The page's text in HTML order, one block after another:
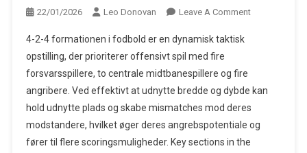
22/01/2026 Leo Donovan Leave A CommentOn
Udnyttelse
Af
Plads,
4-2-4 formationen i fodbold er en dynamisk taktisk
opstilling, der prioriterer offensivt spil med fire
forsvarsspillere, to centrale midtbanespillere og fire
angribere. Ved effektivt at udnytte bredde og dybde kan
hold udnytte plads og skabe mismatches mod deres
modstandere, hvilket øger deres angrebspotentiale og
fører til flere scoringsmuligheder. Key sections in the